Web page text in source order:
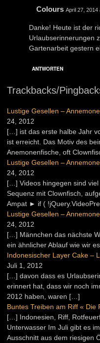
Colours April 27, 2014
Danke! Heute ist der
Urlaubserinnerungen
Gartenarbeit gestern
ANTWORTEN
Trackbacks/
Lustige Gesellen –
24, 2012
[…] ist das erste halbe Jahr
ist erreicht. Das Motiv des
Anemonenfische, oft
Lustige Gesellen –
24, 2012
[…] Videos hingegen sind
Sequenz mit Clownfisch,
Ampat ► if (
Lustige Gesellen –
24, 2012
[…] Männchen das nächste
ein ähnlicher Ablauf wie wir
Indonesischer Layer Cake –
Juli 1, 2012
[…] davon dass es
erinnert hat, dass wir noch
2012 haben, waren […]
Buntes Treiben am Riff « Die
[…] Indonesien, Riff,
Unterwasser Im Juli gibt es
Ausschnitt aus dem riesigen